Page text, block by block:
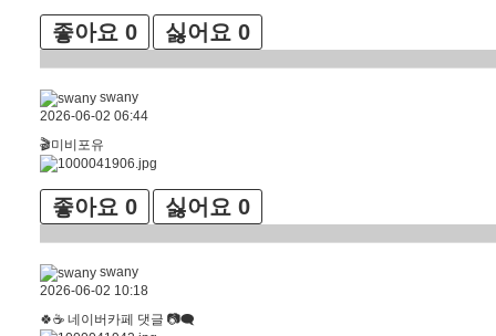
좋아요 0 싫어요 0
swany
2026-06-02 06:44
🎬미비포유
좋아요 0 싫어요 0
swany
2026-06-02 10:18
🍀☕️ 네이버카페 댓글 📷🗨